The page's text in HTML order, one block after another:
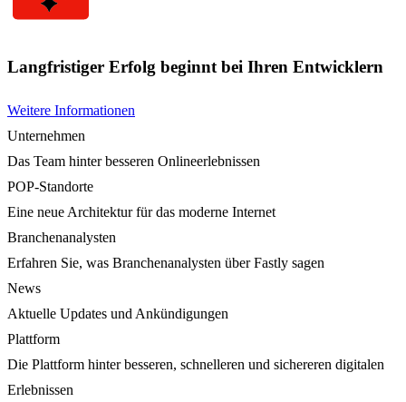
Langfristiger Erfolg beginnt bei Ihren Entwicklern
Weitere Informationen
Unternehmen
Das Team hinter besseren Onlineerlebnissen
POP-Standorte
Eine neue Architektur für das moderne Internet
Branchenanalysten
Erfahren Sie, was Branchenanalysten über Fastly sagen
News
Aktuelle Updates und Ankündigungen
Plattform
Die Plattform hinter besseren, schnelleren und sichereren digitalen
Erlebnissen